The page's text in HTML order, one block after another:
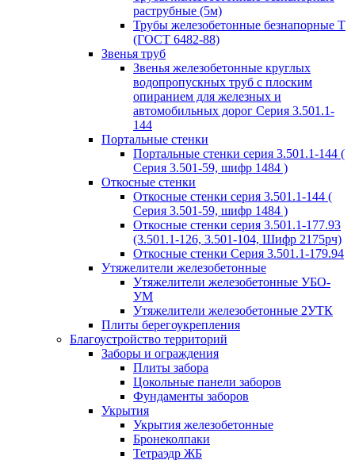
раструбные (5м)
Трубы железобетонные безнапорные Т
(ГОСТ 6482-88)
Звенья труб
Звенья железобетонные круглых
водопропускных труб с плоским
опиранием для железных и
автомобильных дорог Серия 3.501.1-
144
Портальные стенки
Портальные стенки серия 3.501.1-144 (
Серия 3.501-59, шифр 1484 )
Откосные стенки
Откосные стенки серия 3.501.1-144 (
Серия 3.501-59, шифр 1484 )
Откосные стенки серия 3.501.1-177.93
(3.501.1-126, 3.501-104, Шифр 2175рч)
Откосные стенки Серия 3.501.1-179.94
Утяжелители железобетонные
Утяжелители железобетонные УБО-
УМ
Утяжелители железобетонные 2УТК
Плиты берегоукрепления
Благоустройство территорий
Заборы и ограждения
Плиты забора
Цокольные панели заборов
Фундаменты заборов
Укрытия
Укрытия железобетонные
Бронеколпаки
Тетраэдр ЖБ